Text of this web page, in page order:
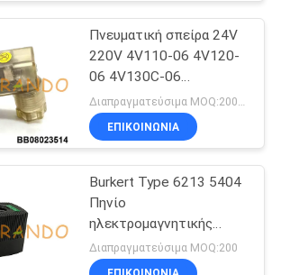
Πνευματική σπείρα 24V
220V 4V110-06 4V120-
06 4V130C-06
βαλβίδων σωληνοειδών
ΕΠΙΚΟΙΝΩΝΙΑ
Burkert Type 6213 5404
Πηνίο
ηλεκτρομαγνητικής
βαλβίδας 24V 110V
220V 8W
Διαπραγματεύσιμα MOQ:200